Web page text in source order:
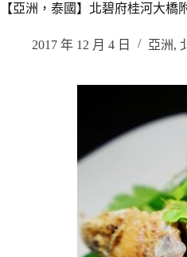
【亞洲，泰國】北碧府桂河大橋
2017 年 12 月 4 日 亞洲,